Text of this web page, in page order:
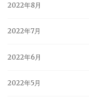
2022年8月
2022年7月
2022年6月
2022年5月